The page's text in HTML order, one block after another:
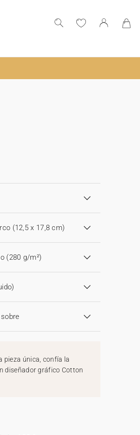
(12,5 x 17,8 cm)
(280 g/m²)
pieza única, confía la
diseñador gráfico Cotton